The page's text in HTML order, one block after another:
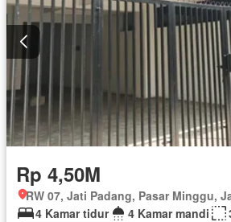
Rp 4,50M
4 Kamar tidur
4 Kamar mandi